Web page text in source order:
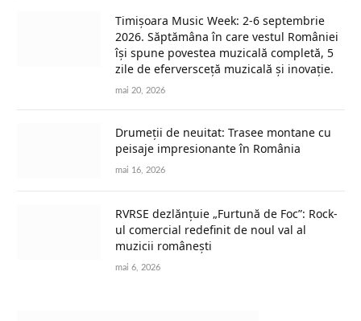
Timișoara Music Week: 2-6 septembrie
2026. Săptămâna în care vestul României
își spune povestea muzicală completă, 5
zile de eferversceță muzicală și inovație.
mai 20, 2026
Drumeții de neuitat: Trasee montane cu
peisaje impresionante în România
mai 16, 2026
RVRSE dezlănțuie „Furtună de Foc”: Rock-
ul comercial redefinit de noul val al
muzicii românești
mai 6, 2026